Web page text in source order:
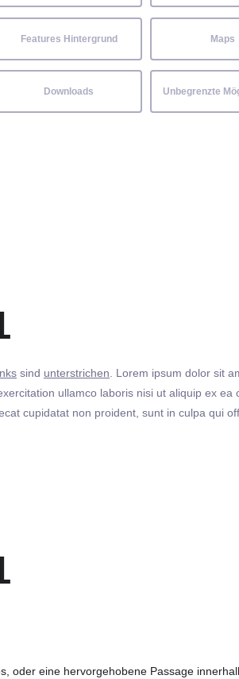
Features Hintergrund Maps
Downloads
sind unterstrichen . Lorem ipsum dolor sit
ullamco laboris nisi ut aliquip ex
cupidatat non proident, sunt in culpa qui
oder eine hervorgehobene Passage